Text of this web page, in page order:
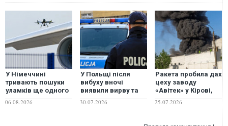
У Німеччині
тривають пошуки
уламків ще одного
Лейпцига
06.08.2026
У Польщі після
вибуху вночі
виявили вирву та
неідентифікованого
30.07.2026
Ракета пробила дах
цеху заводу
«Авітек» у Кірові,
супутникові знімки
25.07.2026